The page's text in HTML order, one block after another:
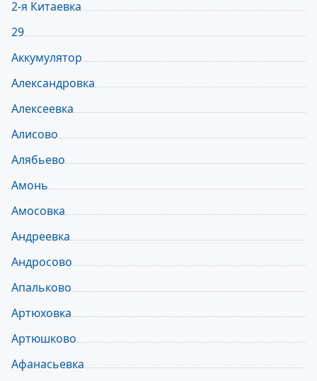
2-я Китаевка
29
Аккумулятор
Александровка
Алексеевка
Алисово
Алябьево
Амонь
Амосовка
Андреевка
Андросово
Апальково
Артюховка
Артюшково
Афанасьевка